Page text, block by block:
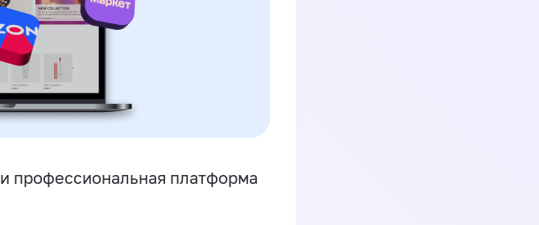
и профессиональная платформа